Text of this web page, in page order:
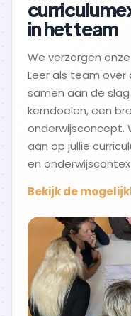
in het team
We verzorgen
Leer als team over
samen aan de
kerndoelen, een
onderwijsconcept.
aan op jullie
en
Bekijk de